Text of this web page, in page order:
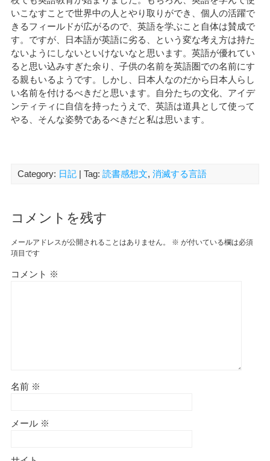
いこなすことで世界中の人とやり取りができ、個人の活躍で
きるフィールドが広がるので、英語を学ぶこと自体は賛成で
す。ですが、日本語が英語に劣る、という変な考え方は持た
ないようにしないといけないなと思います。英語が優れてい
ると思い込みすぎた余り、子供の名前を英語圏での名前にす
る親もいるようです。しかし、日本人なのだから日本人らし
い名前を付けるべきだと思います。自分たちの文化、アイデ
ンティティに自信を持ったうえで、英語は道具として使って
やる、そんな姿勢であるべきだと私は思います。
Category: 日記| Tag: 読書感想文, 消滅する言語
コメントを残す
メールアドレスが公開されることはありません。 ※ が付いている欄は必須
項目です
コメント ※
名前 ※
メール ※